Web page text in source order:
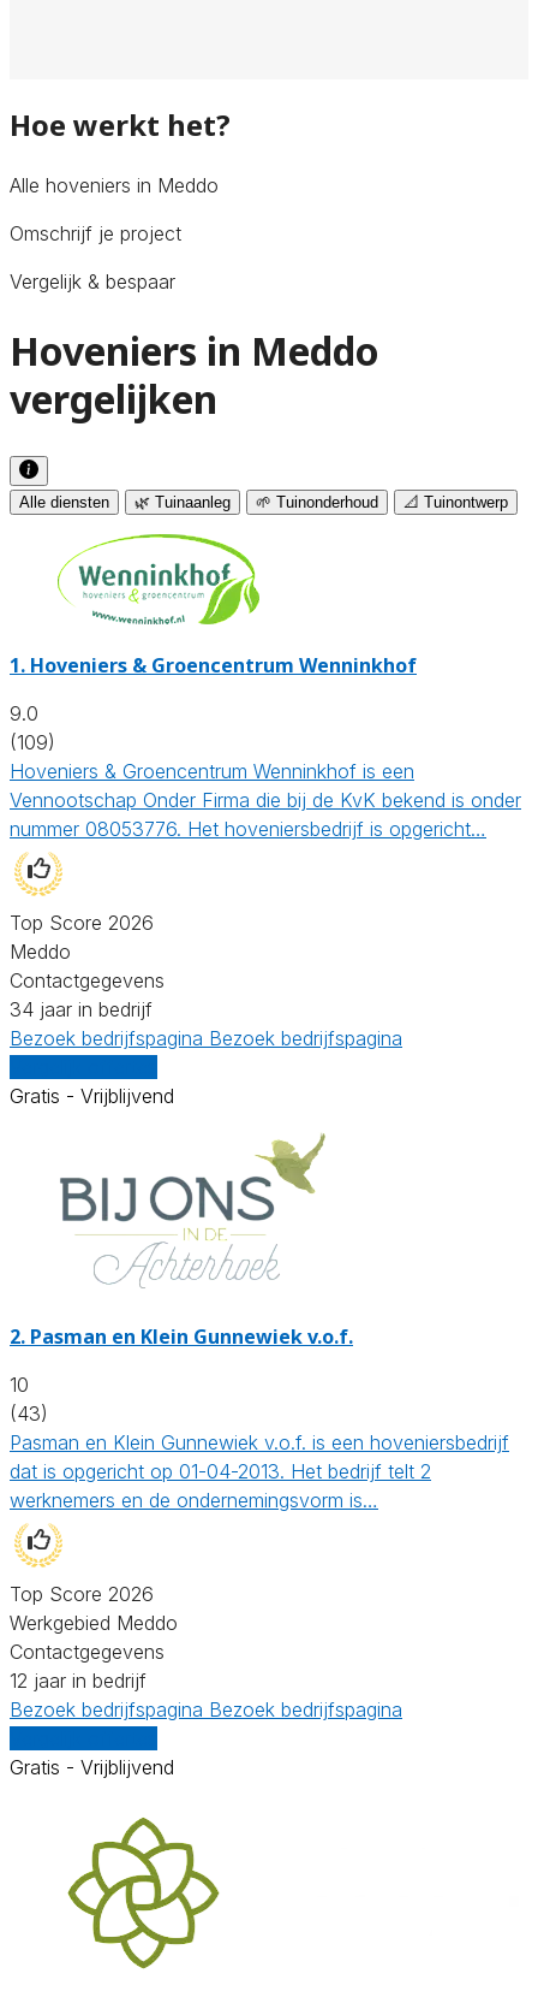
Hoe werkt het?
Alle hoveniers in Meddo
Omschrijf je project
Vergelijk & bespaar
Hoveniers in Meddo
vergelijken
Alle diensten 🌿 Tuinaanleg 🌱 Tuinonderhoud 📐 Tuinontwerp
1. Hoveniers & Groencentrum Wenninkhof
9.0
(109)
Hoveniers & Groencentrum Wenninkhof is een
Vennootschap Onder Firma die bij de KvK bekend is onder
nummer 08053776. Het hoveniersbedrijf is opgericht…
Top Score 2026
Meddo
Contactgegevens
34 jaar in bedrijf
Bezoek bedrijfspagina Bezoek bedrijfspagina
Gratis - Vrijblijvend
2. Pasman en Klein Gunnewiek v.o.f.
10
(43)
Pasman en Klein Gunnewiek v.o.f. is een hoveniersbedrijf
dat is opgericht op 01-04-2013. Het bedrijf telt 2
werknemers en de ondernemingsvorm is…
Top Score 2026
Werkgebied Meddo
Contactgegevens
12 jaar in bedrijf
Bezoek bedrijfspagina Bezoek bedrijfspagina
Gratis - Vrijblijvend